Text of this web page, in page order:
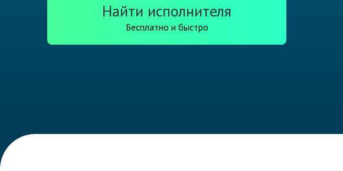
Найти исполнителя
Бесплатно и быстро